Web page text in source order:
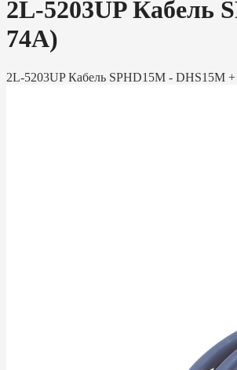
2L-5203UP Кабель
74A)
2L-5203UP Кабель SPHD15М - DHS15M